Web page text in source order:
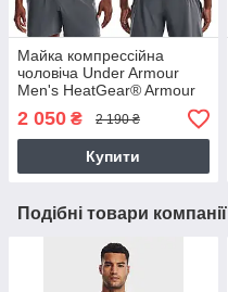
Майка компрессійна
чоловіча Under Armour
Men's HeatGear® Armour
Sleeveless Shirt (1361522-
100)
2 050 ₴ 2 190 ₴
Купити
Подібні товари компанії